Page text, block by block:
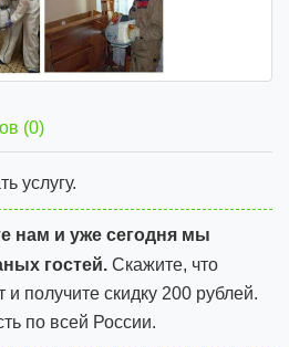
(0)
услугу.
нам и уже сегодня мы
гостей. Скажите, что
и получите скидку 200 рублей.
по всей России.